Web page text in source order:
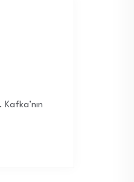
Kafka’nın